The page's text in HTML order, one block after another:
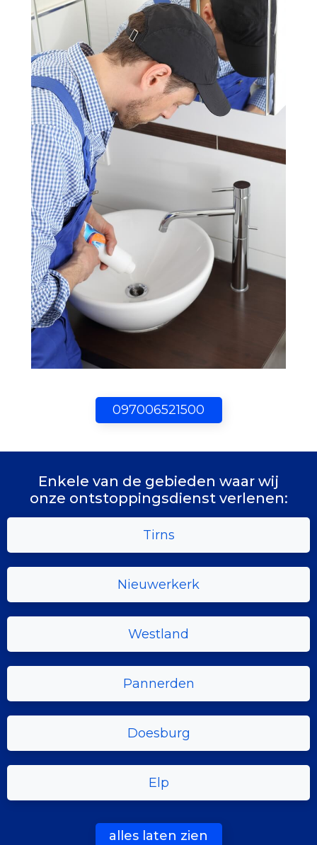
097006521500
Enkele van de gebieden waar wij
onze ontstoppingsdienst verlenen:
Tirns
Nieuwerkerk
Westland
Pannerden
Doesburg
Elp
alles laten zien